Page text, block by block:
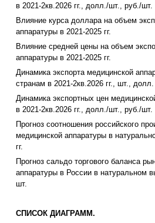
в 2021-2кв.2026 гг., долл./шт., руб./шт.
Влияние курса доллара на объем
аппаратуры в 2021-2025 гг.
Влияние средней цены на объем
аппаратуры в 2021-2025 гг.
Динамика экспорта медицинской
странам в 2021-2кв.2026 гг., шт., долл.
Динамика экспортных цен
в 2021-2кв.2026 гг., долл./шт., руб./шт.
Прогноз соотношения российского
медицинской аппаратуры в
гг.
Прогноз сальдо торгового баланса
аппаратуры в России в натуральном
шт.
СПИСОК ДИАГРАММ.